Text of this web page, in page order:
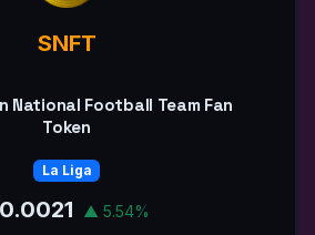
SNFT
National Football Team Fan
Token
La Liga
▲ 5.54%